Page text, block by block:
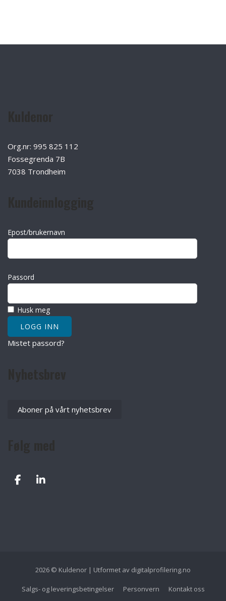
Org.nr: 995 825 112
Fossegrenda 7B
7038 Trondheim
Epost/brukernavn
Passord
Husk meg
Mistet passord?
Aboner på vårt nyhetsbrev
2026 © Kuldenor | Utformet av digitalprofilering.no
Salgs- og leveringsbetingelser Personvern Kontakt oss